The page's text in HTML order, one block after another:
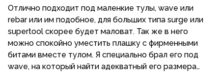
Отлично подходит под маленкие тулы, wave или
rebar или им подобное, для больших типа surge или
supertool скорее будет маловат. Так же в него
можно спокойно уместить плашку с фирменными
битами вместе тулом. Я специально брал его под
wave, на который найти адекватный его размерам